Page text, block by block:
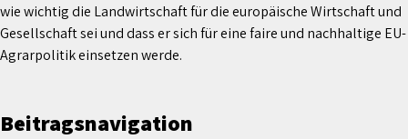
wie wichtig die Landwirtschaft für die europäische Wirtschaft und
Gesellschaft sei und dass er sich für eine faire und nachhaltige EU-
Agrarpolitik einsetzen werde.
Beitragsnavigation